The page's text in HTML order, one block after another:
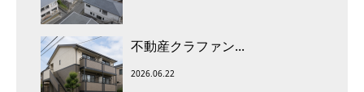
不動産クラファン...
2026.06.22